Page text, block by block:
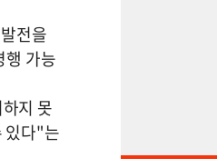
전을
가능
지 못
있다"는